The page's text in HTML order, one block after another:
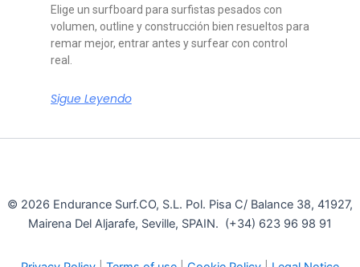
Elige un surfboard para surfistas pesados con
volumen, outline y construcción bien resueltos para
remar mejor, entrar antes y surfear con control
real.
Sigue Leyendo
© 2026 Endurance Surf.CO, S.L. Pol. Pisa C/ Balance 38, 41927,
Mairena Del Aljarafe, Seville, SPAIN. (+34) 623 96 98 91